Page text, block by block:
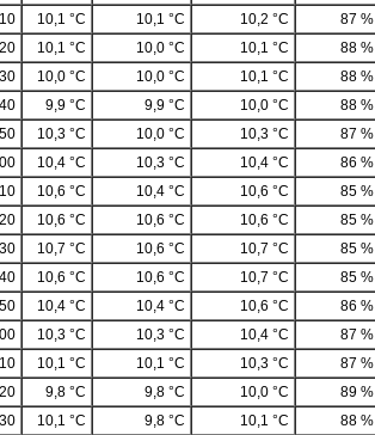
10,1 °C 10,1 °C 10,2 °C
87 %
10,1 °C 10,0 °C 10,1 °C
88 %
10,0 °C 10,0 °C 10,1 °C
88 %
9,9 °C 9,9 °C 10,0 °C
88 %
10,3 °C 10,0 °C 10,3 °C
87 %
10,4 °C 10,3 °C 10,4 °C
86 %
10,6 °C 10,4 °C 10,6 °C
85 %
10,6 °C 10,6 °C 10,6 °C
85 %
10,7 °C 10,6 °C 10,7 °C
85 %
10,6 °C 10,6 °C 10,7 °C
85 %
10,4 °C 10,4 °C 10,6 °C
86 %
10,3 °C 10,3 °C 10,4 °C
87 %
10,1 °C 10,1 °C 10,3 °C
87 %
9,8 °C 9,8 °C 10,0 °C
89 %
10,1 °C 9,8 °C 10,1 °C
88 %